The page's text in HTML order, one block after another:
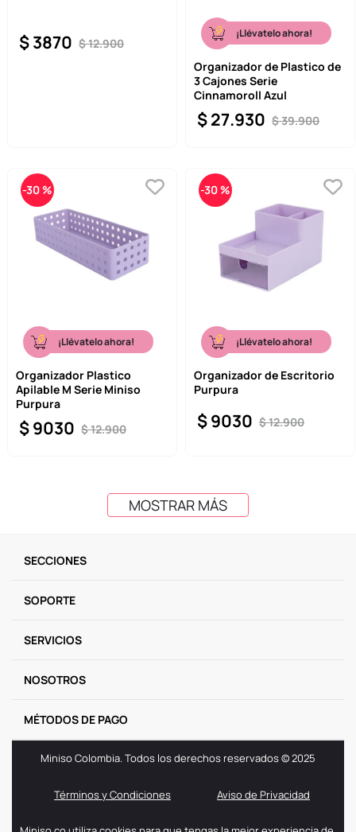
$12.900
$3870 ¡Llévatelo ahora!
Organizador de Plastico de
3 Cajones Serie
Cinnamoroll Azul
$39.900
$27.930
-30 %
¡Llévatelo ahora!
Organizador Plastico
Apilable M Serie Miniso
Purpura
$12.900
$9030
-30 %
¡Llévatelo ahora!
Organizador de Escritorio
Purpura
$12.900
$9030
MOSTRAR MÁS
SECCIONES
SOPORTE
SERVICIOS
NOSOTROS
MÉTODOS DE PAGO
Miniso Colombia. Todos los derechos reservados © 2025
Términos y Condiciones Aviso de Privacidad